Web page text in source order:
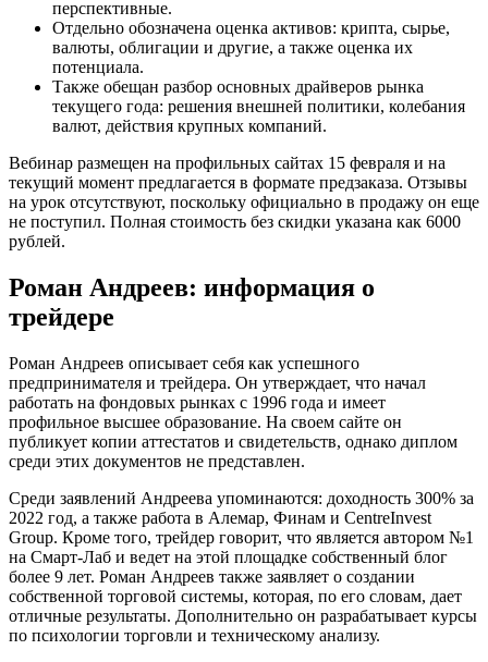
перспективные.
Отдельно обозначена оценка активов: крипта, сырье,
валюты, облигации и другие, а также оценка их
потенциала.
Также обещан разбор основных драйверов рынка
текущего года: решения внешней политики, колебания
валют, действия крупных компаний.
Вебинар размещен на профильных сайтах 15 февраля и на
текущий момент предлагается в формате предзаказа. Отзывы
на урок отсутствуют, поскольку официально в продажу он еще
не поступил. Полная стоимость без скидки указана как 6000
рублей.
Роман Андреев: информация о
трейдере
Роман Андреев описывает себя как успешного
предпринимателя и трейдера. Он утверждает, что начал
работать на фондовых рынках с 1996 года и имеет
профильное высшее образование. На своем сайте он
публикует копии аттестатов и свидетельств, однако диплом
среди этих документов не представлен.
Среди заявлений Андреева упоминаются: доходность 300% за
2022 год, а также работа в Алемар, Финам и CentreInvest
Group. Кроме того, трейдер говорит, что является автором №1
на Смарт-Лаб и ведет на этой площадке собственный блог
более 9 лет. Роман Андреев также заявляет о создании
собственной торговой системы, которая, по его словам, дает
отличные результаты. Дополнительно он разрабатывает курсы
по психологии торговли и техническому анализу.